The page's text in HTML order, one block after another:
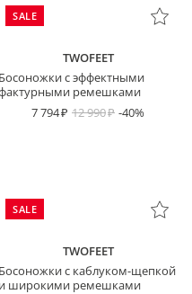
SALE
TWOFEET
Босоножки с эффектными
ремешками
7 794
12 990 -40%
SALE
TWOFEET
Босоножки с каблуком-щепкой
и широкими ремешками